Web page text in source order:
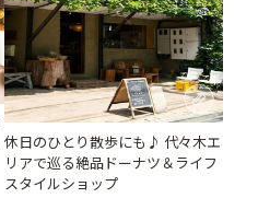
休日のひとり散歩にも♪ 代々木エ
リアで巡る絶品ドーナツ＆ライフ
スタイルショップ